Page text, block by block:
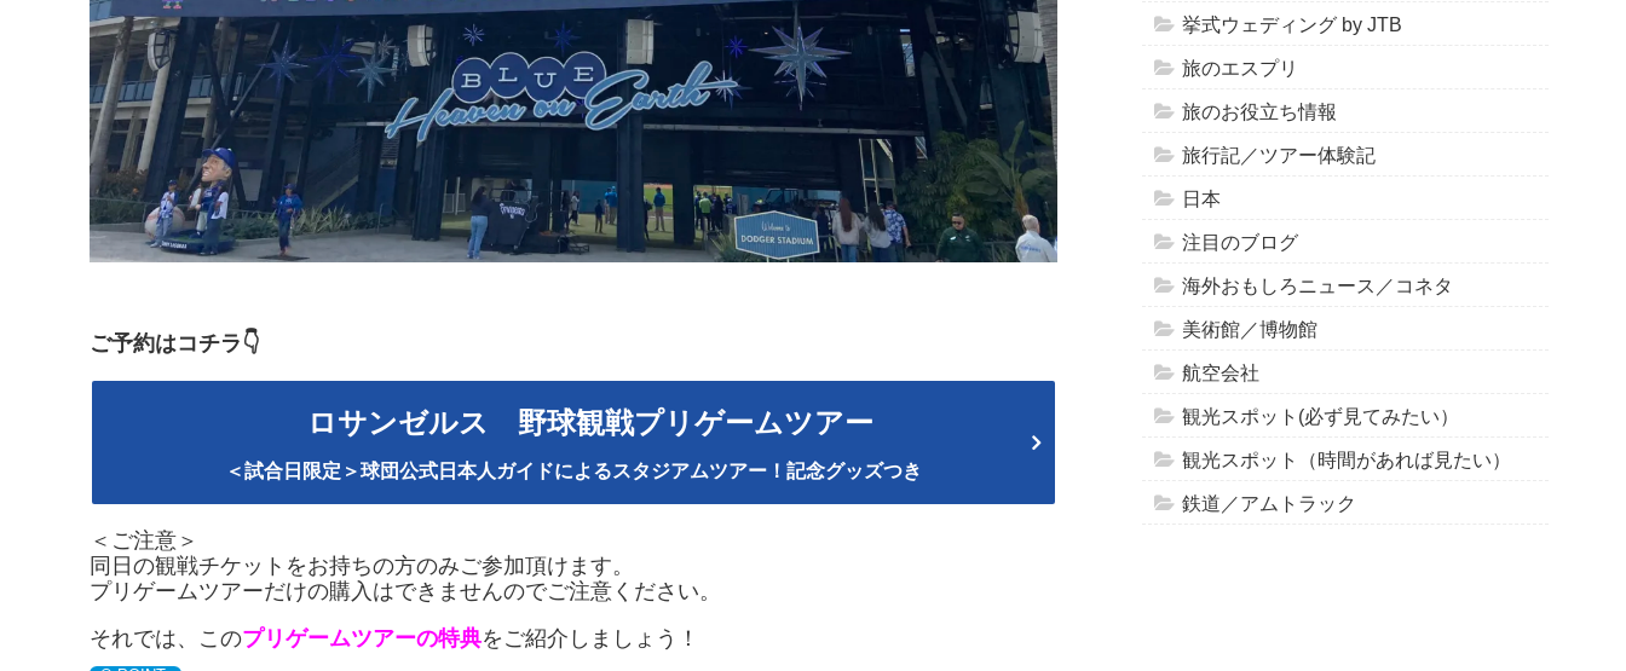
ご予約はコチラ👇
ロサンゼルス 野球観戦プリゲームツアー
＜試合日限定＞球団公式日本人ガイドによるスタジアムツアー！記念グッズつき
＜ご注意＞
同日の観戦チケットをお持ちの方のみご参加頂けます。
プリゲームツアーだけの購入はできませんのでご注意ください。
それでは、このプリゲームツアーの特典をご紹介しましょう！
挙式ウェディング by JTB
旅のエスプリ
旅のお役立ち情報
旅行記／ツアー体験記
日本
注目のブログ
海外おもしろニュース／コネタ
美術館／博物館
航空会社
観光スポット(必ず見てみたい）
観光スポット（時間があれば見たい）
鉄道／アムトラック